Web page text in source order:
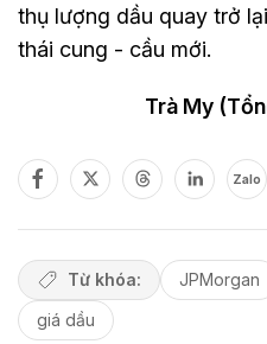
thụ lượng dầu quay trở
thái cung - cầu mới.
Trà My
Zalo
Từ khóa: JPMorgan
giá dầu